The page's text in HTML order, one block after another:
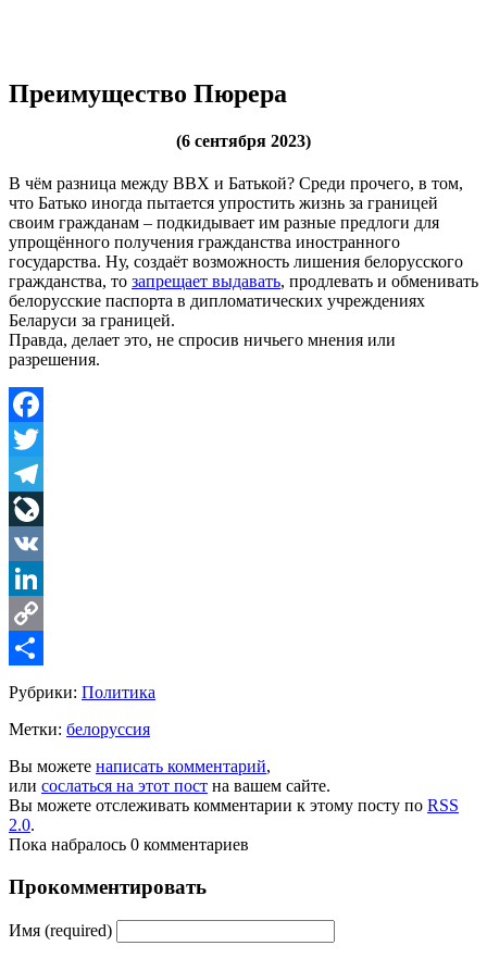
Преимущество Пюрера
(6 сентября 2023)
В чём разница между ВВХ и Батькой? Среди прочего, в том,
что Батько иногда пытается упростить жизнь за границей
своим гражданам – подкидывает им разные предлоги для
упрощённого получения гражданства иностранного
государства. Ну, создаёт возможность лишения белорусского
гражданства, то запрещает выдавать, продлевать и обменивать
белорусские паспорта в дипломатических учреждениях
Беларуси за границей.
Правда, делает это, не спросив ничьего мнения или
разрешения.
Facebook
Twitter
Telegram
LiveJournal
VK
LinkedIn
Copy
Link
Share
Рубрики: Политика
Метки: белоруссия
Вы можете написать комментарий,
или сослаться на этот пост на вашем сайте.
Вы можете отслеживать комментарии к этому посту по RSS
2.0.
Пока набралось 0 комментариев
Прокомментировать
Имя (required)